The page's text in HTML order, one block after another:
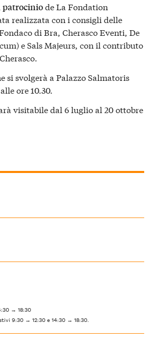
patrociniode La Fondation
realizzata con i consigli delle
di Bra, Cherasco Eventi, De
e Sals Majeurs, con il contributo
si svolgerà a Palazzo Salmatoris
ore 10.30.
visitabile dal 6 luglio al 20 ottobre
→ 18:30
9:30 → 12:30 e 14:30 → 18:30.